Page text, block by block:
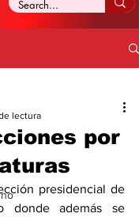
por
lectura
presidencial de
donde además se